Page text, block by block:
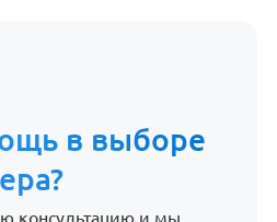
в выборе
консультацию и мы